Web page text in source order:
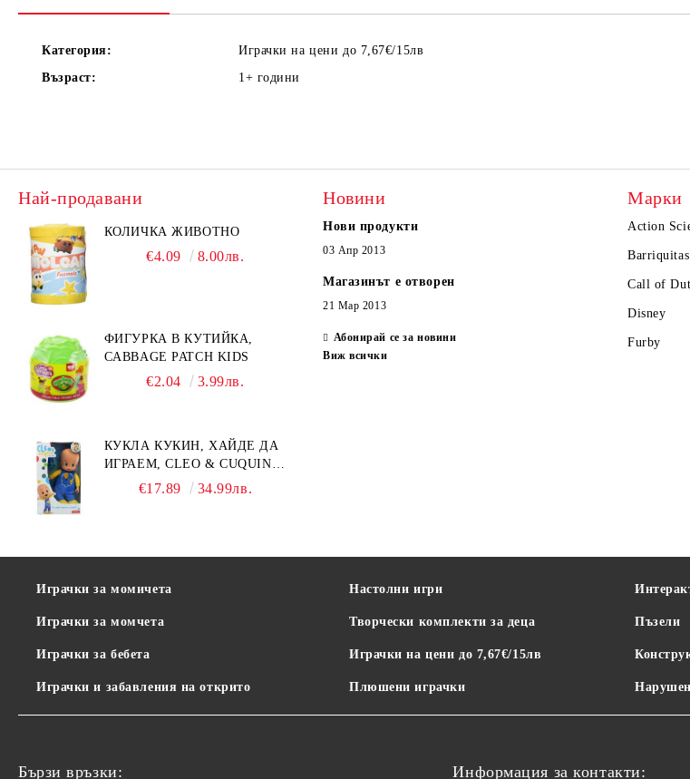
Категория:
Играчки на цени до 7,67€/15лв
Възраст:
1+ години
Най-продавани
КОЛИЧКА ЖИВОТНО
€4.09 8.00лв.
ФИГУРКА В КУТИЙКА,
CABBAGE PATCH KIDS
€2.04 3.99лв.
КУКЛА КУКИН, ХАЙДЕ ДА
ИГРАЕМ, CLEO & CUQUIN,
25 СМ.€17.89 34.99лв.
Новини
Нови продукти
03 Апр 2013
Магазинът е отворен
21 Мар 2013
Абонирай се за новини
Виж всички
Марки
Action
Barriquitas
Call of
Disney
Furby
Играчки за момичета
Играчки за момчета
Играчки за бебета
Играчки и забавления на открито
Настолни игри
Творчески комплекти за деца
Играчки на цени до 7,67€/15лв
Плюшени играчки
Пъзели
Бързи връзки: Информация за контакти: